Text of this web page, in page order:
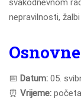
svakodnevnom
nepravilnosti,
📅 Datum: 05.
⏰ Vrijeme: